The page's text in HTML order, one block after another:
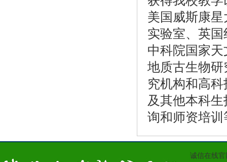
美国威斯康
实验室、英
中科院国家
地质古生物
究机构和高
及其他本科
询和师资培
诚信在线